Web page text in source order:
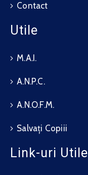
Contact
Utile
M.A.I.
A.N.P.C.
A.N.O.F.M.
Salvați Copiii
Link-uri Utile